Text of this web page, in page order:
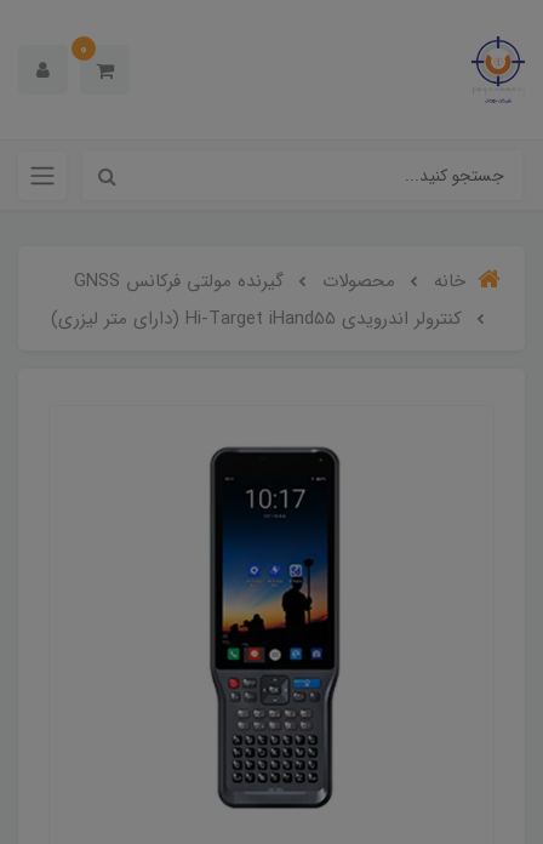
0
خانه محصولات
گیرنده مولتی فرکانس GNSS
کنترولر اندرویدی Hi-Target iHand55 (دارای متر لیزری)